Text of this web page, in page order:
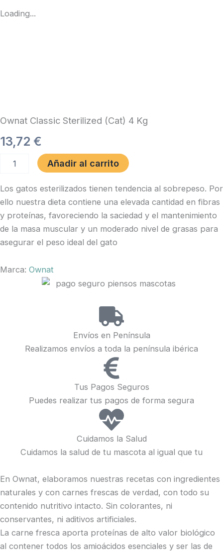
Loading...
Ownat Classic Sterilized (Cat) 4 Kg
13,72 €
Classic
(Cat)
Kg
cantidad
Añadir al carrito
Los gatos esterilizados tienen tendencia al sobrepeso. Por
ello nuestra dieta contiene una elevada cantidad en fibras
y proteínas, favoreciendo la saciedad y el mantenimiento
de la masa muscular y un moderado nivel de grasas para
asegurar el peso ideal del gato
Marca: Ownat
Envíos en Península
Realizamos envíos a toda la península ibérica
Tus Pagos Seguros
Puedes realizar tus pagos de forma segura
Cuidamos la Salud
Cuidamos la salud de tu mascota al igual que tu
En Ownat, elaboramos nuestras recetas con ingredientes
naturales y con carnes frescas de verdad, con todo su
contenido nutritivo intacto. Sin colorantes, ni
conservantes, ni aditivos artificiales.
La carne fresca aporta proteínas de alto valor biológico
al contener todos los amioácidos esenciales y ser las de